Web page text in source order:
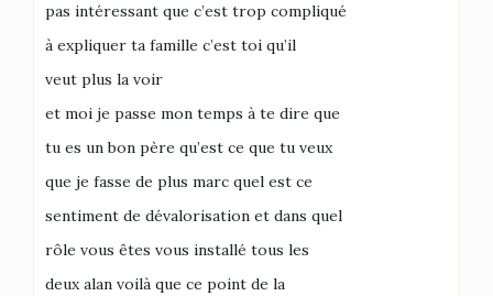
pas intéressant que c’est trop compliqué
à expliquer ta famille c’est toi qu’il
veut plus la voir
et moi je passe mon temps à te dire que
tu es un bon père qu’est ce que tu veux
que je fasse de plus marc quel est ce
sentiment de dévalorisation et dans quel
rôle vous êtes vous installé tous les
deux alan voilà que ce point de la